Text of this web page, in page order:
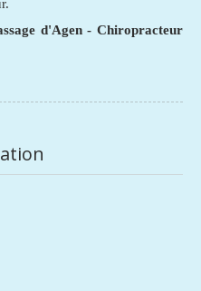
d'Agen - Chiropracteur